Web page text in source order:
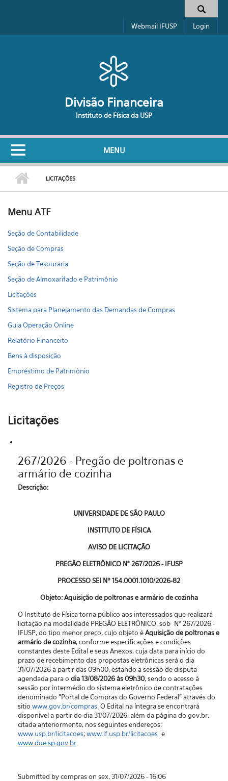
Formulário de busca
Webmail IFUSP Login
Divisão Financeira
Instituto de Física da USP
MENU
LICITAÇÕES
Menu ATF
Seção de Contabilidade
Seção de Compras
Seção de Tesouraria
Seção de Almoxarifado e Patrimônio
Licitações
Sistema para Planejamento das Demandas de Compras
Guia Operação Online
Relatório Financeito
Bens à disposição
Empréstimo de Patrimônio
Registro de Preços
Licitações
267/2026 - Pregão de poltronas e
armário de cozinha
Descrição:
UNIVERSIDADE DE SÃO PAULO
INSTITUTO DE FÍSICA
AVISO DE LICITAÇÃO
PREGÃO ELETRÔNICO N° 267/2026 - IFUSP
PROCESSO SEI Nº 154.0001.1010/2026-82
Objeto: Aquisição de poltronas e armário de cozinha
O Instituto de Física torna público aos interessados que realizará
licitação na modalidade PREGÃO ELETRÔNICO, sob N° 267/2026 -
IFUSP, do tipo menor preço, cujo objeto éAquisição de poltronas e
armário de cozinha, conforme especificações e condições
constantes deste Edital e seus Anexos, cuja data para início do
prazo de recebimento das propostas eletrônicas será o dia
31/07/2026 a partir das 09h00, estando a sessão de disputa
agendada para o dia 13/08/2026 às 09h30, sendo o acesso à
sessão por intermédio do sistema eletrônico de contratações
denominado "Portal de Compras do Governo Federal” através do
sitio www.gov.br/compras. O Edital na íntegra se encontrará
disponível a partir do dia 31/07/2026, além da página do gov.br,
citada anteriormente, nos seguintes endereços:
www.usp.br/licitacoes;www.if.usp.br/licitacoese
www.doe.sp.gov.br.
Submitted by compras on sex, 31/07/2026 - 16:06